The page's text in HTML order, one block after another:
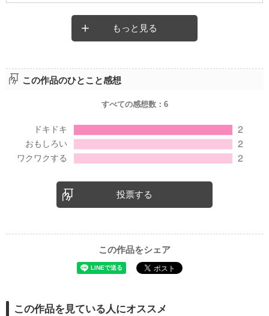
もっと見る
この作品のひとこと感想
すべての感想数： 6
投票する
この作品をシェア
この作品を見ている人にオススメ